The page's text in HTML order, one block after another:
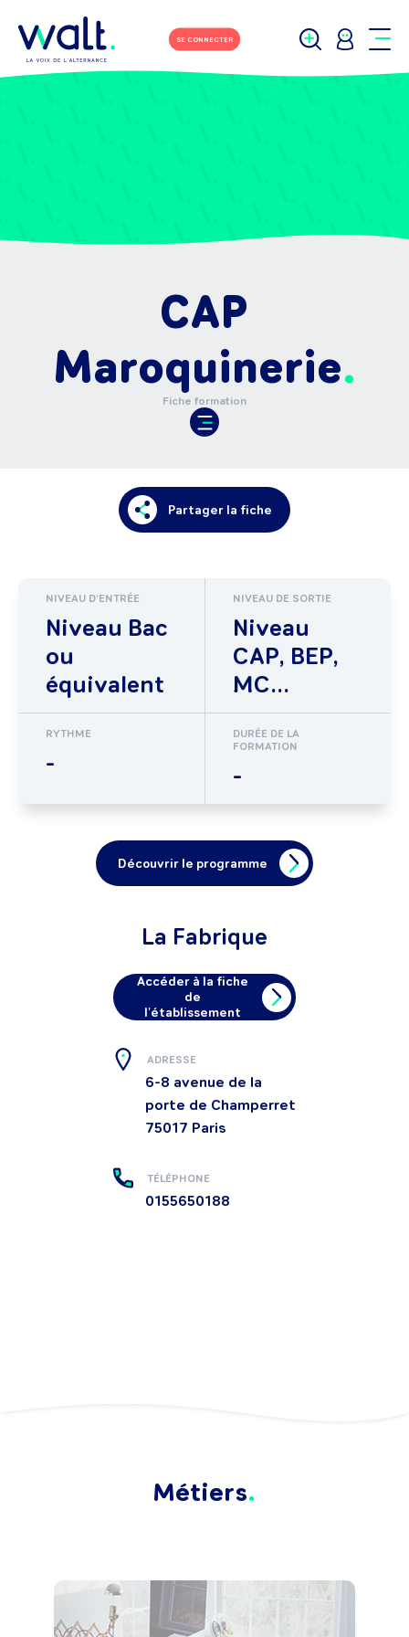
SE CONNECTER
CAP
Maroquinerie
Fiche formation
Partager la fiche
NIVEAU D'ENTRÉE
Niveau Bac
ou
équivalent
NIVEAU DE SORTIE
Niveau
CAP, BEP,
MC...
RYTHME
-
DURÉE DE LA
FORMATION
-
Découvrir le programme
La Fabrique
Accéder à la fiche
de
l'établissement
ADRESSE
6-8 avenue de la
porte de Champerret
75017 Paris
TÉLÉPHONE
0155650188
Métiers